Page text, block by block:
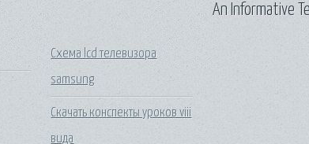
Схема lcd телевизора
samsung
Скачать конспекты уроков viii
вида
An Informative